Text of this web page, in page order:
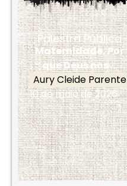
Palestra Pública
Maternidade, Por
que Deus nos ...
Aury Cleide Parente
10 de maio de 2026